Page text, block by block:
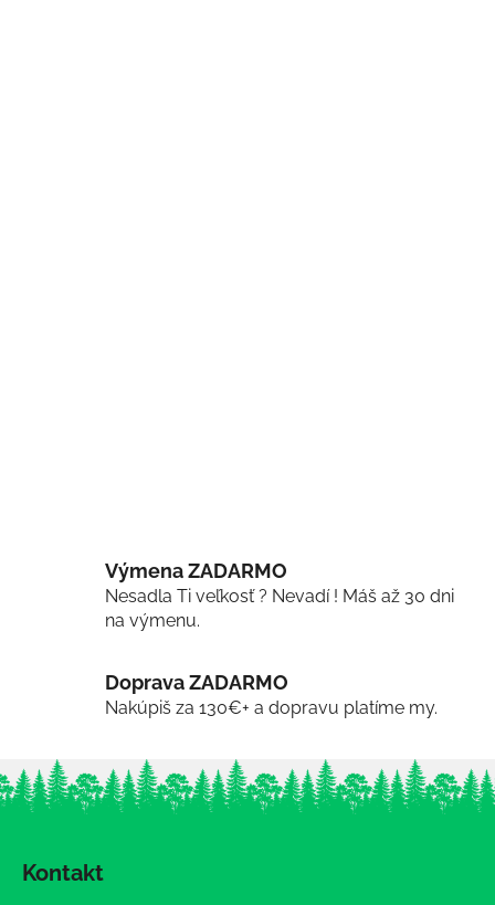
Výmena ZADARMO
Nesadla Ti veľkosť ? Nevadí ! Máš až 30 dni
na výmenu.
Doprava ZADARMO
Nakúpiš za 130€+ a dopravu platíme my.
Kontakt